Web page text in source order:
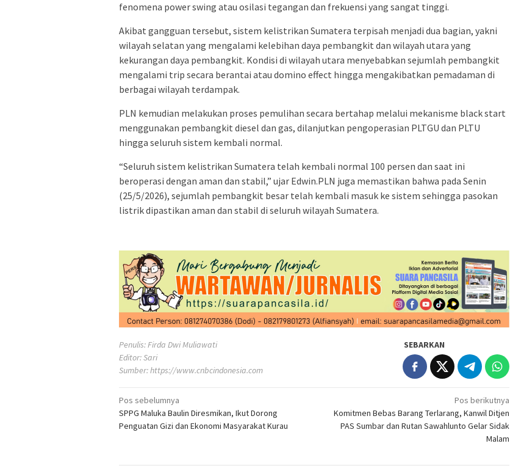
fenomena power swing atau osilasi tegangan dan frekuensi yang sangat tinggi.
Akibat gangguan tersebut, sistem kelistrikan Sumatera terpisah menjadi dua bagian, yakni
wilayah selatan yang mengalami kelebihan daya pembangkit dan wilayah utara yang
kekurangan daya pembangkit. Kondisi di wilayah utara menyebabkan sejumlah pembangkit
mengalami trip secara berantai atau domino effect hingga mengakibatkan pemadaman di
berbagai wilayah terdampak.
PLN kemudian melakukan proses pemulihan secara bertahap melalui mekanisme black start
menggunakan pembangkit diesel dan gas, dilanjutkan pengoperasian PLTGU dan PLTU
hingga seluruh sistem kembali normal.
“Seluruh sistem kelistrikan Sumatera telah kembali normal 100 persen dan saat ini
beroperasi dengan aman dan stabil,” ujar Edwin.PLN juga memastikan bahwa pada Senin
(25/5/2026), sejumlah pembangkit besar telah kembali masuk ke sistem sehingga pasokan
listrik dipastikan aman dan stabil di seluruh wilayah Sumatera.
Penulis: Firda Dwi Muliawati
Editor: Sari
Sumber:https://www.cnbcindonesia.com
SEBARKAN
Navigasi
pos
Pos sebelumnya
SPPG Maluka Baulin Diresmikan, Ikut Dorong
Penguatan Gizi dan Ekonomi Masyarakat Kurau
Pos berikutnya
Komitmen Bebas Barang Terlarang, Kanwil Ditjen
PAS Sumbar dan Rutan Sawahlunto Gelar Sidak
Malam